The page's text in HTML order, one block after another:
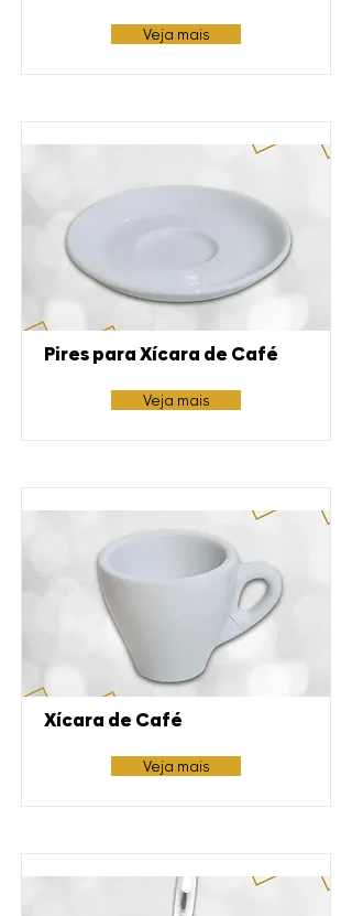
Veja mais
Pires para Xícara de Café
Veja mais
Xícara de Café
Veja mais